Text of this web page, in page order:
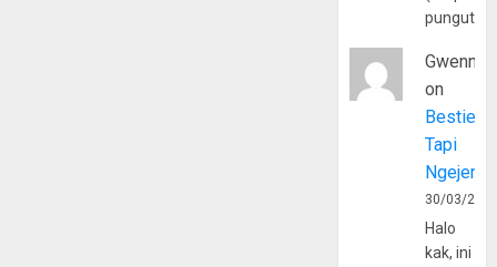
Gwenny
on
Bestie
Tapi
30/03/
Halo
kak, ini